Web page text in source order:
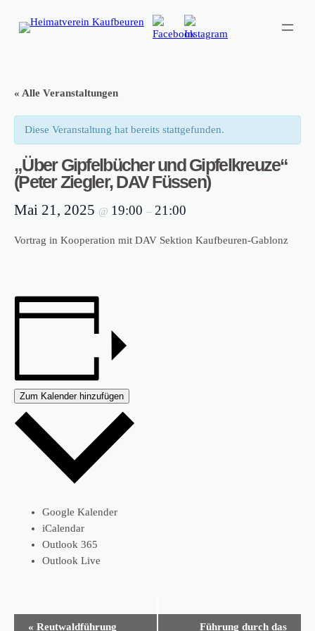
« Alle Veranstaltungen
Diese Veranstaltung hat bereits stattgefunden.
„Über Gipfelbücher und Gipfelkreuze“
(Peter Ziegler, DAV Füssen)
Mai 21, 2025 @ 19:00 – 21:00
Vortrag in Kooperation mit DAV Sektion Kaufbeuren-Gablonz
Zum Kalender hinzufügen
Google Kalender
iCalendar
Outlook 365
Outlook Live
Veranstaltung-
« Reutwaldführung Führung durch das